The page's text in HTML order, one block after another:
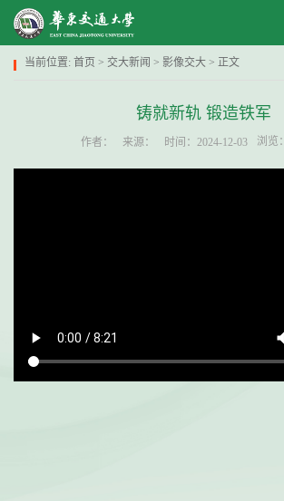
当前位置: 首页 > 交大新闻 > 影像交大 > 正文
铸就新轨 锻造铁军
作者： 来源： 时间：2024-12-03 浏览：